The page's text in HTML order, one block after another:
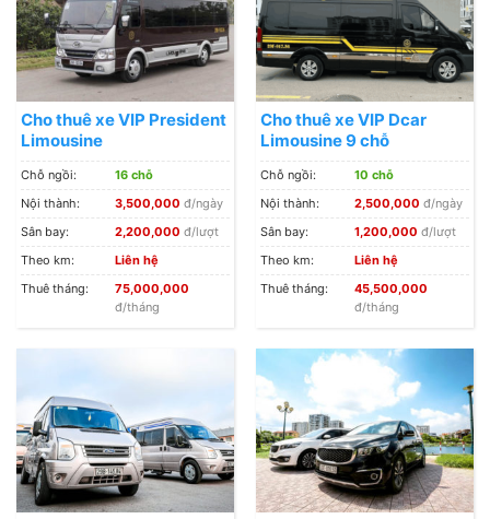
Cho thuê xe VIP President
Limousine
Chỗ ngồi:
16 chỗ
Nội thành:
3,500,000 đ/ngày
Sân bay:
2,200,000 đ/lượt
Theo km:
Liên hệ
Thuê tháng:
75,000,000
đ/tháng
Cho thuê xe VIP Dcar
Limousine 9 chỗ
Chỗ ngồi:
10 chỗ
Nội thành:
2,500,000 đ/ngày
Sân bay:
1,200,000 đ/lượt
Theo km:
Liên hệ
Thuê tháng:
45,500,000
đ/tháng